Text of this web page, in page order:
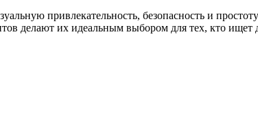
привлекательность, безопасность и
делают их идеальным выбором для тех, кто